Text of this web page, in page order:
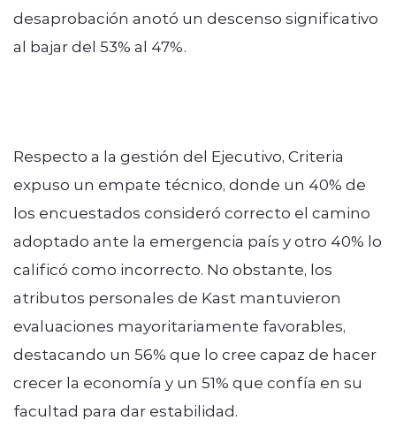
desaprobación anotó un descenso significativo
al bajar del 53% al 47%.
Respecto a la gestión del Ejecutivo, Criteria
expuso un empate técnico, donde un 40% de
los encuestados consideró correcto el camino
adoptado ante la emergencia país y otro 40% lo
calificó como incorrecto. No obstante, los
atributos personales de Kast mantuvieron
evaluaciones mayoritariamente favorables,
destacando un 56% que lo cree capaz de hacer
crecer la economía y un 51% que confía en su
facultad para dar estabilidad.